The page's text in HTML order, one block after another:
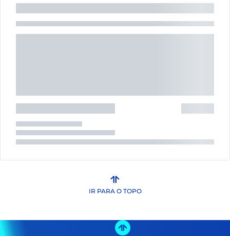
IR PARA O TOPO